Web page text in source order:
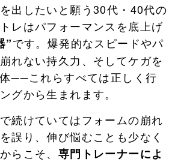
出したいと願う30代・40代の
レはパフォーマンスを底上げ
”です。爆発的なスピードやパ
れない持久力、そしてケガを
──これらすべては正しく行
グから生まれます。
続けていてはフォームの崩れ
誤り、伸び悩むことも少なく
らこそ、 専門トレーナーによ